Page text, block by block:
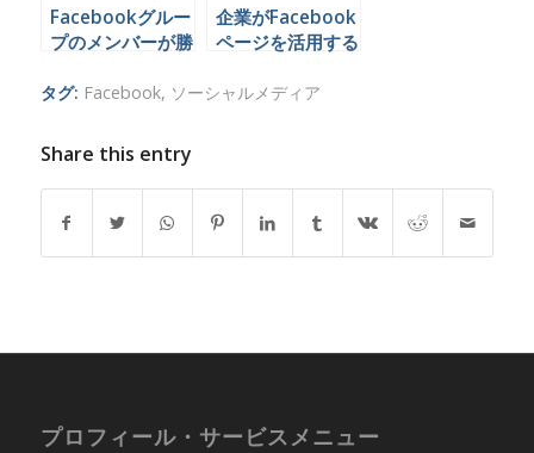
Facebookグルー
プのメンバーが勝
きないようにする
企業がFacebook
ページを活用する
るべき３つの指標
タグ: Facebook, ソーシャルメディア
Share this entry
プロフィール・サービスメニュー